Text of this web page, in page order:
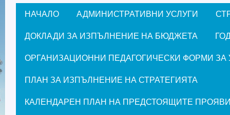
Основно меню
НАЧАЛО АДМИНИСТРАТИВНИ УСЛУГИ
ДОКЛАДИ ЗА ИЗПЪЛНЕНИЕ НА БЮДЖЕТА
ОРГАНИЗАЦИОННИ ПЕДАГОГИЧЕСКИ ФОРМИ ЗА
ПЛАН ЗА ИЗПЪЛНЕНИЕ НА СТРАТЕГИЯТА
КАЛЕНДАРЕН ПЛАН НА ПРЕДСТОЯЩИТЕ ПРОЯВИ